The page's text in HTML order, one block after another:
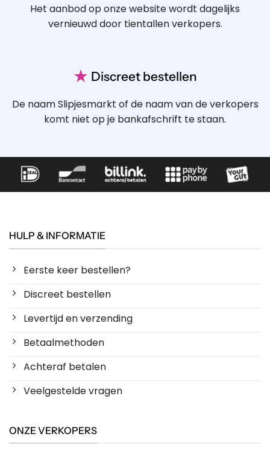
Het aanbod op onze website wordt dagelijks
vernieuwd door tientallen verkopers.
★ Discreet bestellen
De naam Slipjesmarkt of de naam van de verkopers
komt niet op je bankafschrift te staan.
HULP & INFORMATIE
Eerste keer bestellen?
Discreet bestellen
Levertijd en verzending
Betaalmethoden
Achteraf betalen
Veelgestelde vragen
ONZE VERKOPERS